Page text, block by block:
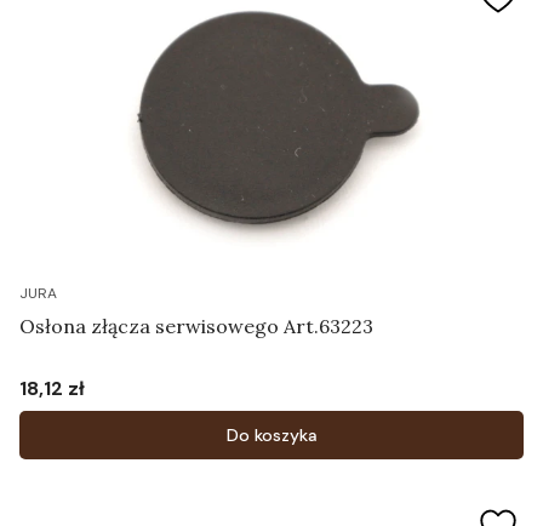
JURA
Osłona złącza serwisowego Art.63223
Cena
18,12 zł
Do koszyka